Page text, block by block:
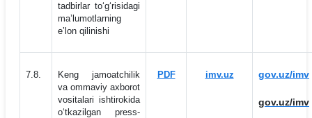
tadbirlar to‘g‘risidagi
maʼlumotlarning
eʼlon qilinishi
7.8.
Keng jamoatchilik
va ommaviy axborot
vositalari ishtirokida
o‘tkazilgan press-
PDF imv.uz gov.uz/imv
gov.uz/imv